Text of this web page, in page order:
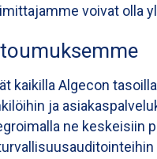
voivat olla
kaikilla Algecon
ja
ne keskeisiin